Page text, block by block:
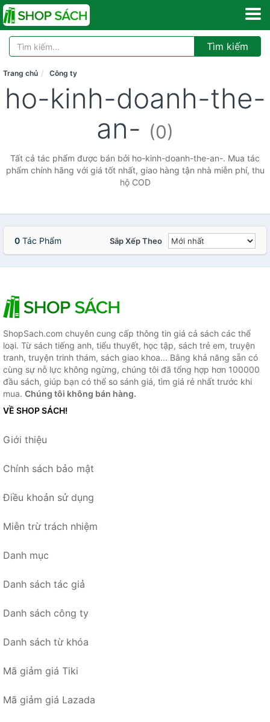
Tìm kiếm
Trang chủ Công ty
ho-kinh-doanh-the-
an- (0)
Tất cả tác phẩm được bán bởi ho-kinh-doanh-the-an-. Mua tác
phẩm chính hãng với giá tốt nhất, giao hàng tận nhà miễn phí, thu
hộ COD
0 Tác Phẩm Sắp Xếp Theo
ShopSach.com chuyên cung cấp thông tin giá cả sách các thể
loại. Từ sách tiếng anh, tiểu thuyết, học tập, sách trẻ em, truyện
tranh, truyện trinh thám, sách giao khoa... Bằng khả năng sẵn có
cùng sự nỗ lực không ngừng, chúng tôi đã tổng hợp hơn 100000
đầu sách, giúp bạn có thể so sánh giá, tìm giá rẻ nhất trước khi
mua. Chúng tôi không bán hàng.
VỀ SHOP SÁCH!
Giới thiệu
Chính sách bảo mật
Điều khoản sử dụng
Miễn trừ trách nhiệm
Danh mục
Danh sách tác giả
Danh sách công ty
Danh sách từ khóa
Mã giảm giá Tiki
Mã giảm giá Lazada